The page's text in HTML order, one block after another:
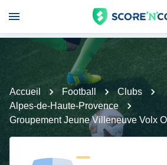
Accueil Football
Clubs
Alpes-de-Haute-Provence
Groupement Jeune Villeneuve Volx